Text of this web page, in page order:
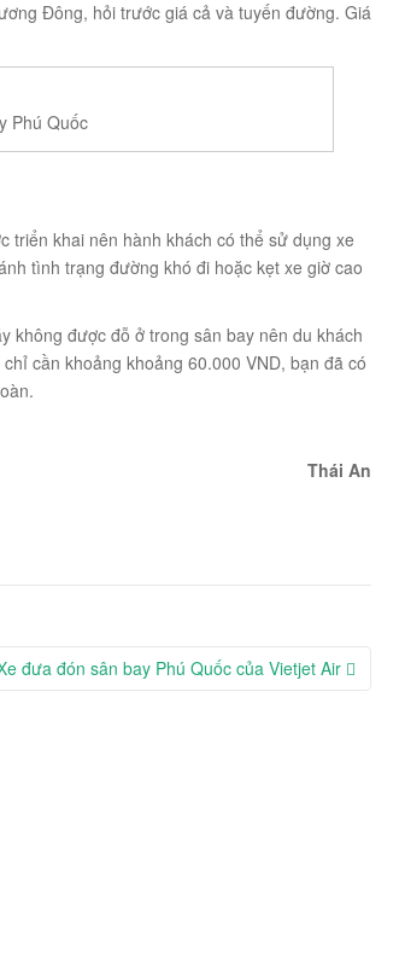
Đông, hỏi trước giá cả và tuyến đường. Giá
Phú Quốc
triển khai nên hành khách có thể sử dụng xe
tình trạng đường khó đi hoặc kẹt xe giờ cao
không được đỗ ở trong sân bay nên du khách
cần khoảng khoảng 60.000 VND, bạn đã có
Thái An
đưa đón sân bay Phú Quốc của Vietjet Air